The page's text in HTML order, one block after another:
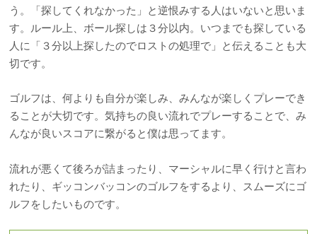
う。「探してくれなかった」と逆恨みする人はいないと思いま
す。ルール上、ボール探しは３分以内。いつまでも探している
人に「３分以上探したのでロストの処理で」と伝えることも大
切です。
ゴルフは、何よりも自分が楽しみ、みんなが楽しくプレーでき
ることが大切です。気持ちの良い流れでプレーすることで、み
んなが良いスコアに繋がると僕は思ってます。
流れが悪くて後ろが詰まったり、マーシャルに早く行けと言わ
れたり、ギッコンバッコンのゴルフをするより、スムーズにゴ
ルフをしたいものです。